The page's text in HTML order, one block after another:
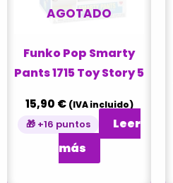
AGOTADO
Funko Pop Smarty
Pants 1715 Toy Story 5
15,90 € (IVA incluido)
🎁 +16 puntos
Leer
más